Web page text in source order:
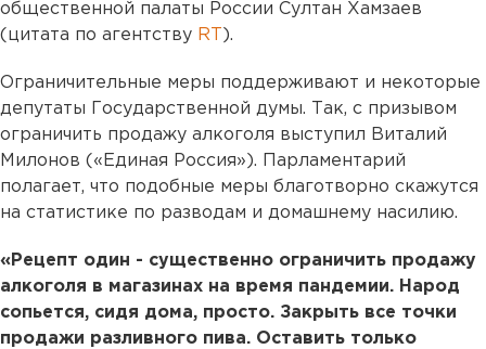
общественной палаты России Султан Хамзаев
(цитата по агентству RT ).
Ограничительные меры поддерживают и некоторые
депутаты Государственной думы. Так, с призывом
ограничить продажу алкоголя выступил Виталий
Милонов («Единая Россия»). Парламентарий
полагает, что подобные меры благотворно скажутся
на статистике по разводам и домашнему насилию.
«Рецепт один - существенно ограничить продажу
алкоголя в магазинах на время пандемии. Народ
сопьется, сидя дома, просто. Закрыть все точки
продажи разливного пива. Оставить только